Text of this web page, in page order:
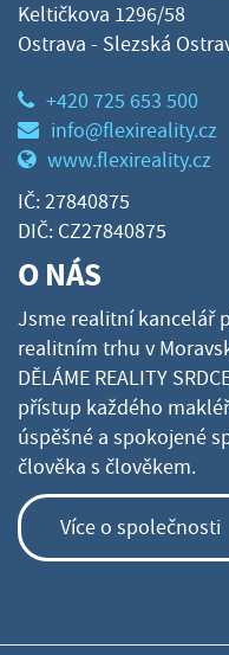
Keltičkova 1296/58
Ostrava - Slezská
+420 725 653 500
info@flexireality.cz
www.flexireality.cz
IČ: 27840875
DIČ: CZ27840875
O NÁS
Jsme realitní kancelář
realitním trhu v
DĚLÁME REALITY
přístup každého
úspěšné a spokojené
člověka s člověkem.
Více o společnosti